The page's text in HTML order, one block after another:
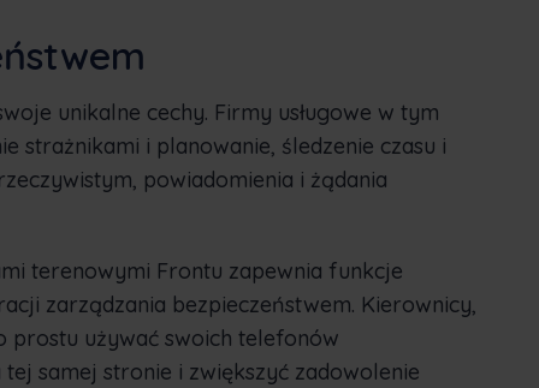
unikalne cechy. Firmy usługowe w tym
strażnikami i planowanie, śledzenie czasu i
powiadomienia i żądania
terenowymi Frontu zapewnia funkcje
zarządzania bezpieczeństwem. Kierownicy,
prostu używać swoich telefonów
samej stronie i zwiększyć zadowolenie